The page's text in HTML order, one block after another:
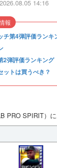
14:16
チ第4弾評価ランキ
2弾評価ランキング
ットは買うべき？
報
PRO SPIRIT）